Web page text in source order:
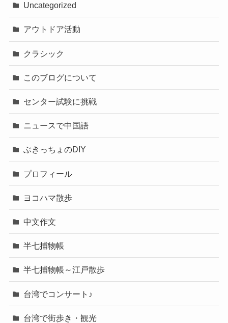
Uncategorized
アウトドア活動
クラシック
このブログについて
センター試験に挑戦
ニュースで中国語
ぶきっちょのDIY
プロフィール
ヨコハマ散歩
中文作文
半七捕物帳
半七捕物帳～江戸散歩
台湾でコンサート♪
台湾で街歩き・観光